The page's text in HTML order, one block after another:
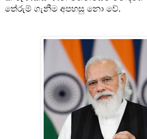
තේරුම් ගැනීම අපහසු නො වේ.